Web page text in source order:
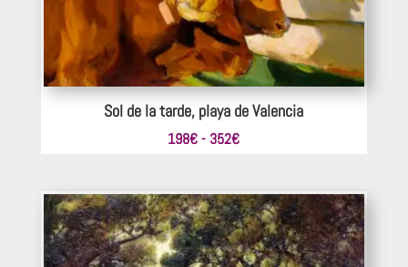
Sol de la tarde, playa de Valencia
198€ - 352€Rango
desde
198€
hasta